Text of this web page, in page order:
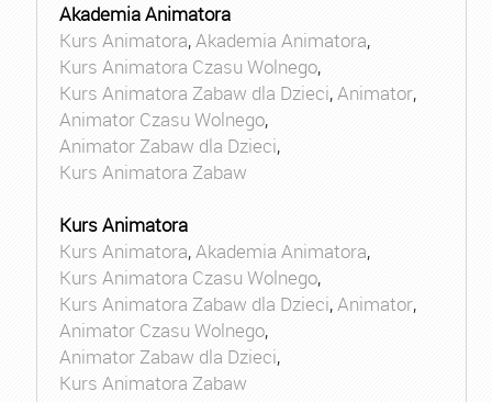
Akademia Animatora
Kurs Animatora,Akademia Animatora,
Kurs Animatora Czasu Wolnego,
Kurs Animatora Zabaw dla Dzieci,Animator,
Animator Czasu Wolnego,
Animator Zabaw dla Dzieci,
Kurs Animatora Zabaw
Kurs Animatora
Kurs Animatora,Akademia Animatora,
Kurs Animatora Czasu Wolnego,
Kurs Animatora Zabaw dla Dzieci,Animator,
Animator Czasu Wolnego,
Animator Zabaw dla Dzieci,
Kurs Animatora Zabaw